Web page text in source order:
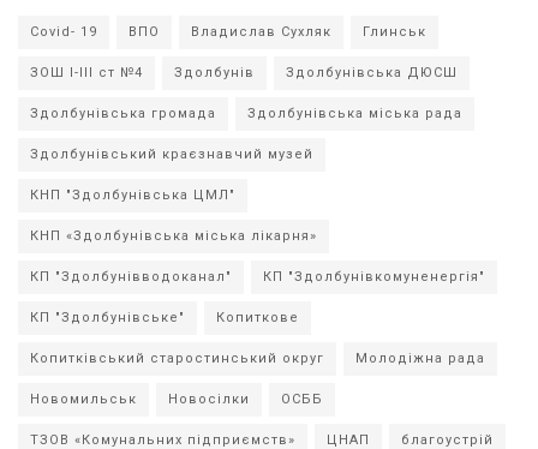
Covid- 19 ВПО Владислав Сухляк Глинськ
ЗОШ І-ІІІ ст №4 Здолбунів Здолбунівська ДЮСШ
Здолбунівська громада Здолбунівська міська рада
Здолбунівський краєзнавчий музей
КНП "Здолбунівська ЦМЛ"
КНП «Здолбунівська міська лікарня»
КП "Здолбунівводоканал" КП "Здолбунівкомуненергія"
КП "Здолбунівське" Копиткове
Копитківський старостинський округ Молодіжна рада
Новомильськ Новосілки ОСББ
ТЗОВ «Комунальних підприємств» ЦНАП благоустрій